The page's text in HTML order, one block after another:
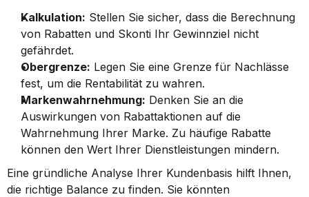
Kalkulation: Stellen Sie sicher, dass die Berechnung
von Rabatten und Skonti Ihr Gewinnziel nicht
gefährdet.
Obergrenze: Legen Sie eine Grenze für Nachlässe
fest, um die Rentabilität zu wahren.
Markenwahrnehmung: Denken Sie an die
Auswirkungen von Rabattaktionen auf die
Wahrnehmung Ihrer Marke. Zu häufige Rabatte
können den Wert Ihrer Dienstleistungen mindern.
Eine gründliche Analyse Ihrer Kundenbasis hilft Ihnen,
die richtige Balance zu finden. Sie könnten